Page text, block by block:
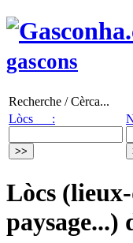
gascons
Recherche / Cèrca...
Lòcs :
Lòcs
paysage...)